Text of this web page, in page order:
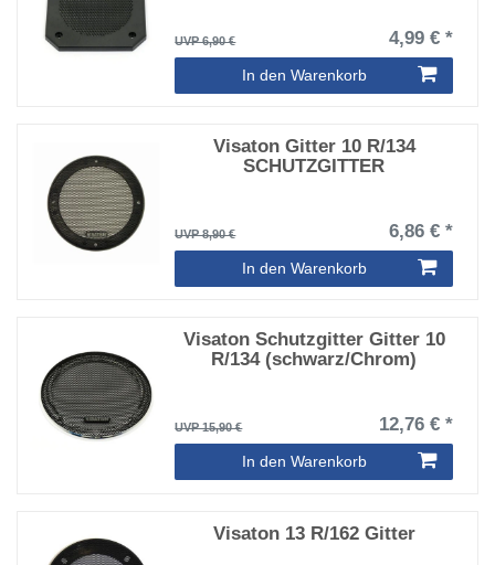
UVP 6,90 € 4,99 € *
In den Warenkorb
Visaton Gitter 10 R/134
SCHUTZGITTER
UVP 8,90 € 6,86 € *
In den Warenkorb
Visaton Schutzgitter Gitter 10
R/134 (schwarz/Chrom)
UVP 15,90 € 12,76 € *
In den Warenkorb
Visaton 13 R/162 Gitter